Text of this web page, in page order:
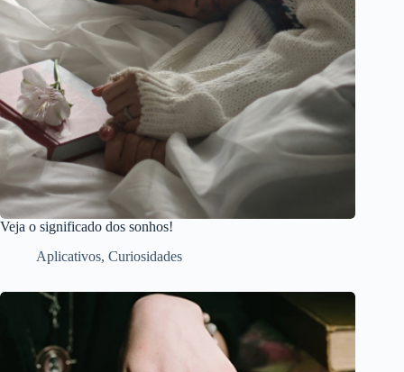
Veja o significado dos sonhos!
Aplicativos, Curiosidades